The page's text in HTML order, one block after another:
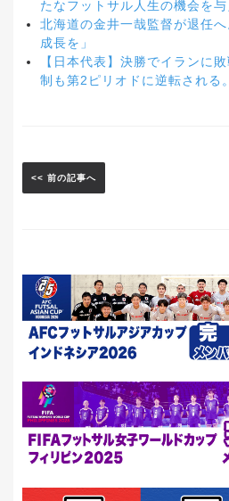
たなフットサル人生の機会を与
北海道の金井一哉監督が退任
成長を」
【日本代表】決勝でイランに
制も第2ピリオドに逆転される
<< 前の記事へ